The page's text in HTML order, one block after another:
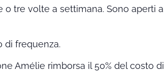
tre volte a settimana. Sono aperti
di frequenza.
Amélie rimborsa il 50% del costo